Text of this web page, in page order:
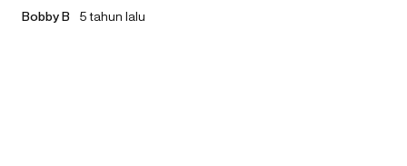
Bobby B 5 tahun lalu